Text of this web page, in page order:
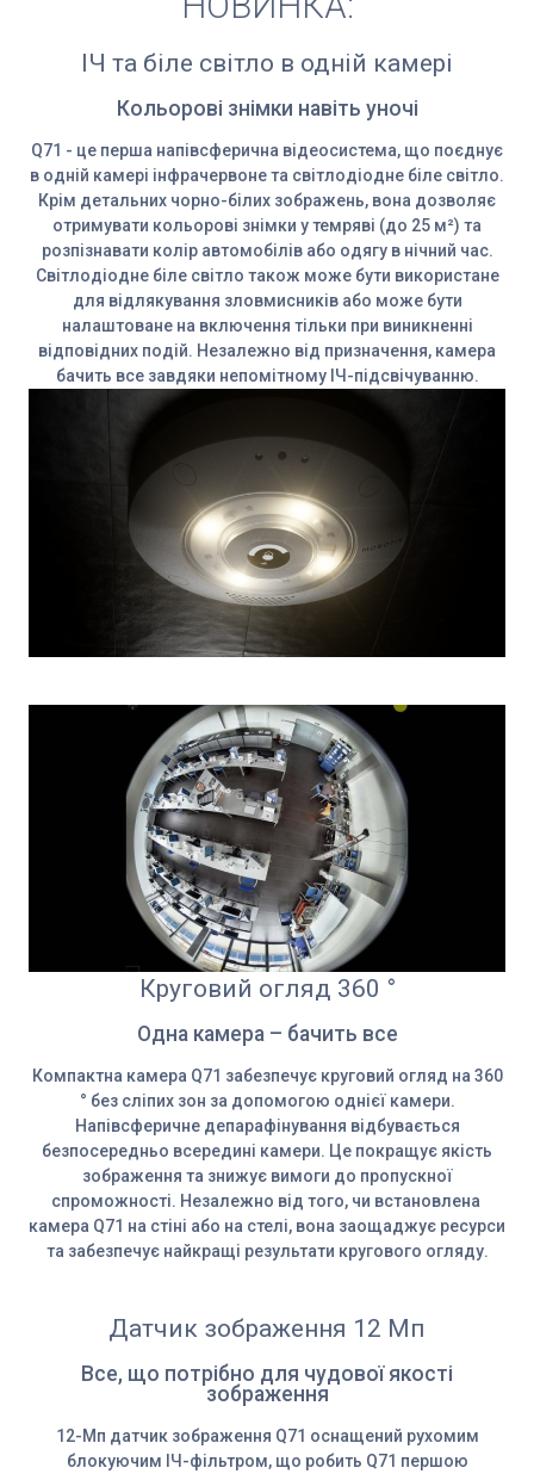
ІЧ та біле світло в одній камері
Кольорові знімки навіть уночі
Q71 - це перша напівсферична відеосистема, що поєднує
в одній камері інфрачервоне та світлодіодне біле світло.
Крім детальних чорно-білих зображень, вона дозволяє
отримувати кольорові знімки у темряві (до 25 м²) та
розпізнавати колір автомобілів або одягу в нічний час.
Світлодіодне біле світло також може бути використане
для відлякування зловмисників або може бути
налаштоване на включення тільки при виникненні
відповідних подій. Незалежно від призначення, камера
бачить все завдяки непомітному ІЧ-підсвічуванню.
Круговий огляд 360 °
Одна камера – бачить все
Компактна камера Q71 забезпечує круговий огляд на 360
° без сліпих зон за допомогою однієї камери.
Напівсферичне депарафінування відбувається
безпосередньо всередині камери. Це покращує якість
зображення та знижує вимоги до пропускної
спроможності. Незалежно від того, чи встановлена ​​
камера Q71 на стіні або на стелі, вона заощаджує ресурси
та забезпечує найкращі результати кругового огляду.
Датчик зображення 12 Мп
Все, що потрібно для чудової якості
зображення
12-Мп датчик зображення Q71 оснащений рухомим
блокуючим ІЧ-фільтром, що робить Q71 першою